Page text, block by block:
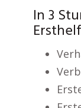
In 3